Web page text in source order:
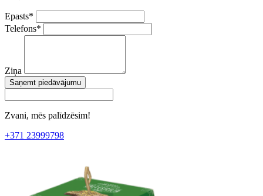
Epasts*
Telefons*
Ziņa
Saņemt piedāvājumu
Zvani, mēs palīdzēsim!
+371 23999798